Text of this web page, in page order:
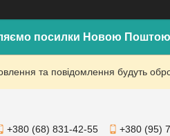
посилки Новою
та повідомлення будуть
+380 (68) 831-42-55 +380 (95)